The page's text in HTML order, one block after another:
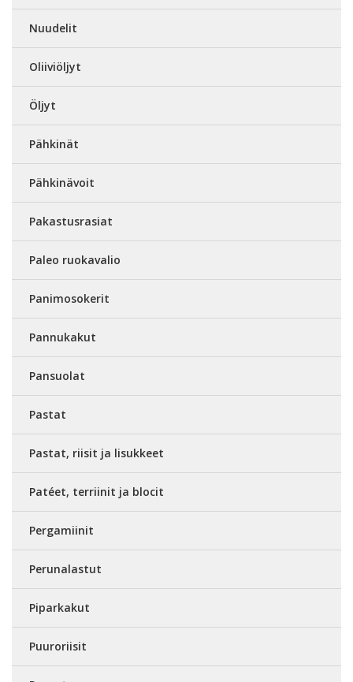
Nuudelit
Oliiviöljyt
Öljyt
Pähkinät
Pähkinävoit
Pakastusrasiat
Paleo ruokavalio
Panimosokerit
Pannukakut
Pansuolat
Pastat
Pastat, riisit ja lisukkeet
Patéet, terriinit ja blocit
Pergamiinit
Perunalastut
Piparkakut
Puuroriisit